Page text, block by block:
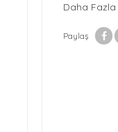
Daha Fazla
Paylaş